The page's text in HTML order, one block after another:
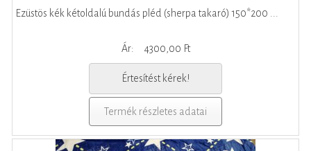
Ezüstös kék kétoldalú bundás pléd (sherpa takaró) 150*200 ...
Ár: 4300,00 Ft
Értesítést kérek!
Termék részletes adatai